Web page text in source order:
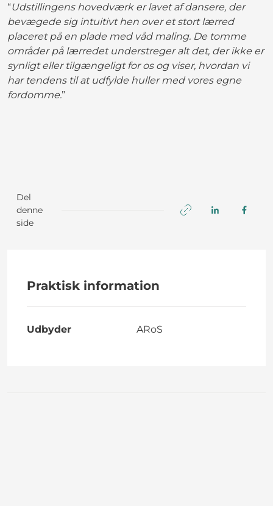
“Udstillingens hovedværk er lavet af dansere, der
bevægede sig intuitivt hen over et stort lærred
placeret på en plade med våd maling. De tomme
områder på lærredet understreger alt det, der ikke er
synligt eller tilgængeligt for os og viser, hvordan vi
har tendens til at udfylde huller med vores egne
fordomme.”
Del
denne
side
Praktisk information
Udbyder ARoS